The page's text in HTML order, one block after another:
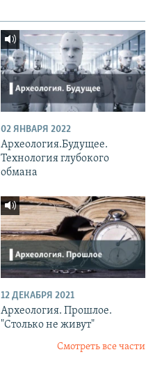
02 ЯНВАРЯ 2022
Археология.Будущее.
Технология глубокого
обмана
12 ДЕКАБРЯ 2021
Археология. Прошлое.
"Столько не живут"
Смотреть все части